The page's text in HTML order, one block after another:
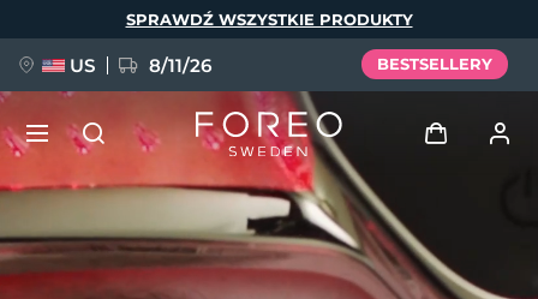
SPRAWDŹ WSZYSTKIE PRODUKTY
US 8/11/26 BESTSELLERY
Profil użytkownika
BREAKING NEWS
Język